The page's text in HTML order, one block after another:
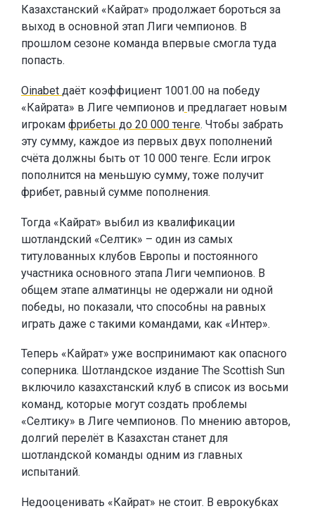
Казахстанский «Кайрат» продолжает бороться за
выход в основной этап Лиги чемпионов. В
прошлом сезоне команда впервые смогла туда
попасть.
Oinabet даёт коэффициент 1001.00 на победу
«Кайрата» в Лиге чемпионов и предлагает новым
игрокам фрибеты до 20 000 тенге. Чтобы забрать
эту сумму, каждое из первых двух пополнений
счёта должны быть от 10 000 тенге. Если игрок
пополнится на меньшую сумму, тоже получит
фрибет, равный сумме пополнения.
Тогда «Кайрат» выбил из квалификации
шотландский «Селтик» – один из самых
титулованных клубов Европы и постоянного
участника основного этапа Лиги чемпионов. В
общем этапе алматинцы не одержали ни одной
победы, но показали, что способны на равных
играть даже с такими командами, как «Интер».
Теперь «Кайрат» уже воспринимают как опасного
соперника. Шотландское издание The Scottish Sun
включило казахстанский клуб в список из восьми
команд, которые могут создать проблемы
«Селтику» в Лиге чемпионов. По мнению авторов,
долгий перелёт в Казахстан станет для
шотландской команды одним из главных
испытаний.
Недооценивать «Кайрат» не стоит. В еврокубках